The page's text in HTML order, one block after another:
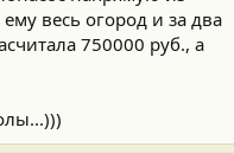
весь огород и за два
750000 руб., а